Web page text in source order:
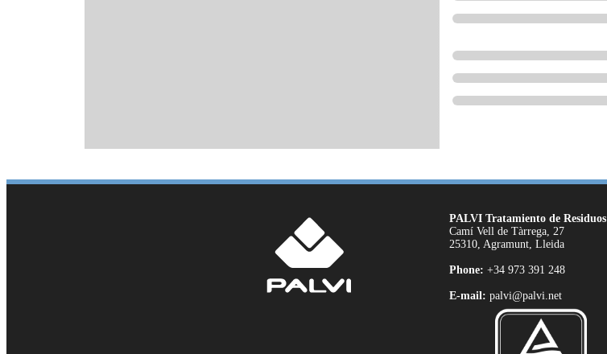
PALVI Tratamiento de Residuos
Camí Vell de Tàrrega, 27
25310, Agramunt, Lleida
Phone: +34 973 391 248
E-mail: palvi@palvi.net